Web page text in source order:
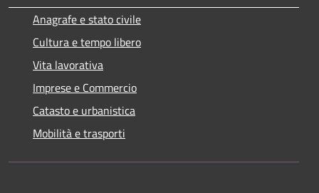
Anagrafe e stato civile
Cultura e tempo libero
Vita lavorativa
Imprese e Commercio
Catasto e urbanistica
Mobilità e trasporti